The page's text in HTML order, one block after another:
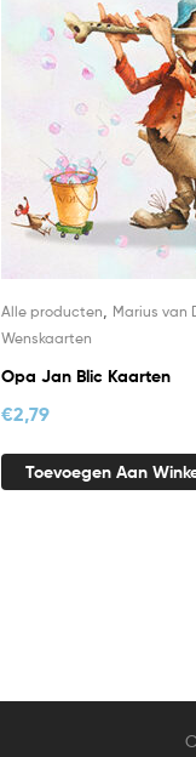
Alle producten Marius van
Wenskaarten
Opa Jan Blic Kaarten
€2,79
Toevoegen Aan